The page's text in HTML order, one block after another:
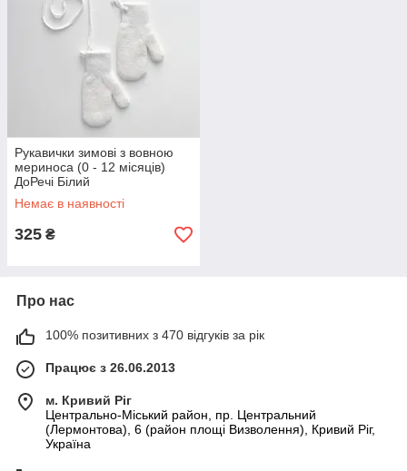
Рукавички зимові з вовною
мериноса (0 - 12 місяців)
ДоРечі Білий
Немає в наявності
325 ₴
Про нас
100% позитивних з 470 відгуків за рік
Працює з 26.06.2013
м. Кривий Ріг
Центрально-Міський район, пр. Центральний
(Лермонтова), 6 (район площі Визволення), Кривий Ріг,
Україна